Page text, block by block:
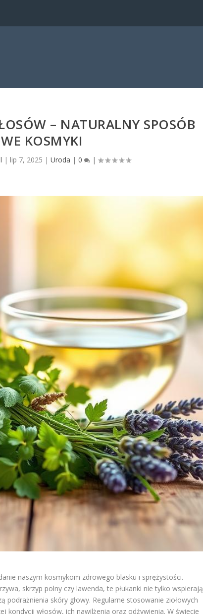
– NATURALNY SPOSÓB
KOSMYKI
| lip 7, 2025 |Uroda |0 |
naszym kosmykom zdrowego blasku i sprężystości.
skrzyp polny czy lawenda, te płukanki nie tylko wspierają
podrażnienia skóry głowy. Regularne stosowanie ziołowych
kondycji włosów, ich nawilżenia oraz odżywienia. W świecie